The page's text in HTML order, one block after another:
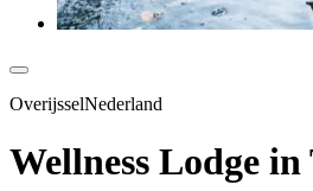
OverijsselNederland
Wellness Lodge in